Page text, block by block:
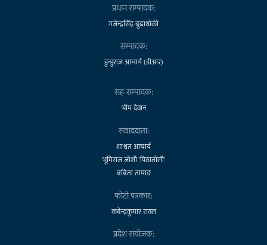
प्रधान सम्पादक:
गजेन्द्रसिंह बुढाथोकी
सम्पादक:
डुन्डुराज आचार्य (डीआर)
सह-सम्पादक:
भीम देवान
संवाददाता:
शाश्वत आचार्य
भूमिराज जोशी 'पिठातोली'
बबिता तामाङ
फोटो पत्रकार:
कबेन्द्रकुमार रावल
प्रदेश संयोजक: